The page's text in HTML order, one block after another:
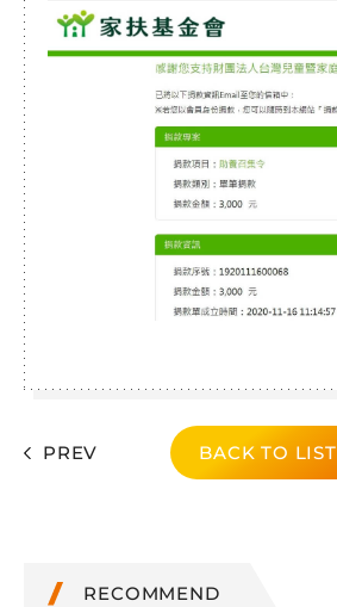
PREV BACK TO LIST
RECOMMEND